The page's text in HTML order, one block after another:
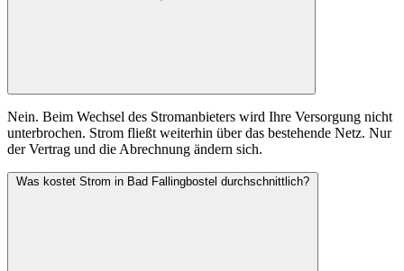
Nein. Beim Wechsel des Stromanbieters wird Ihre Versorgung nicht
unterbrochen. Strom fließt weiterhin über das bestehende Netz. Nur
der Vertrag und die Abrechnung ändern sich.
Was kostet Strom in Bad Fallingbostel durchschnittlich?